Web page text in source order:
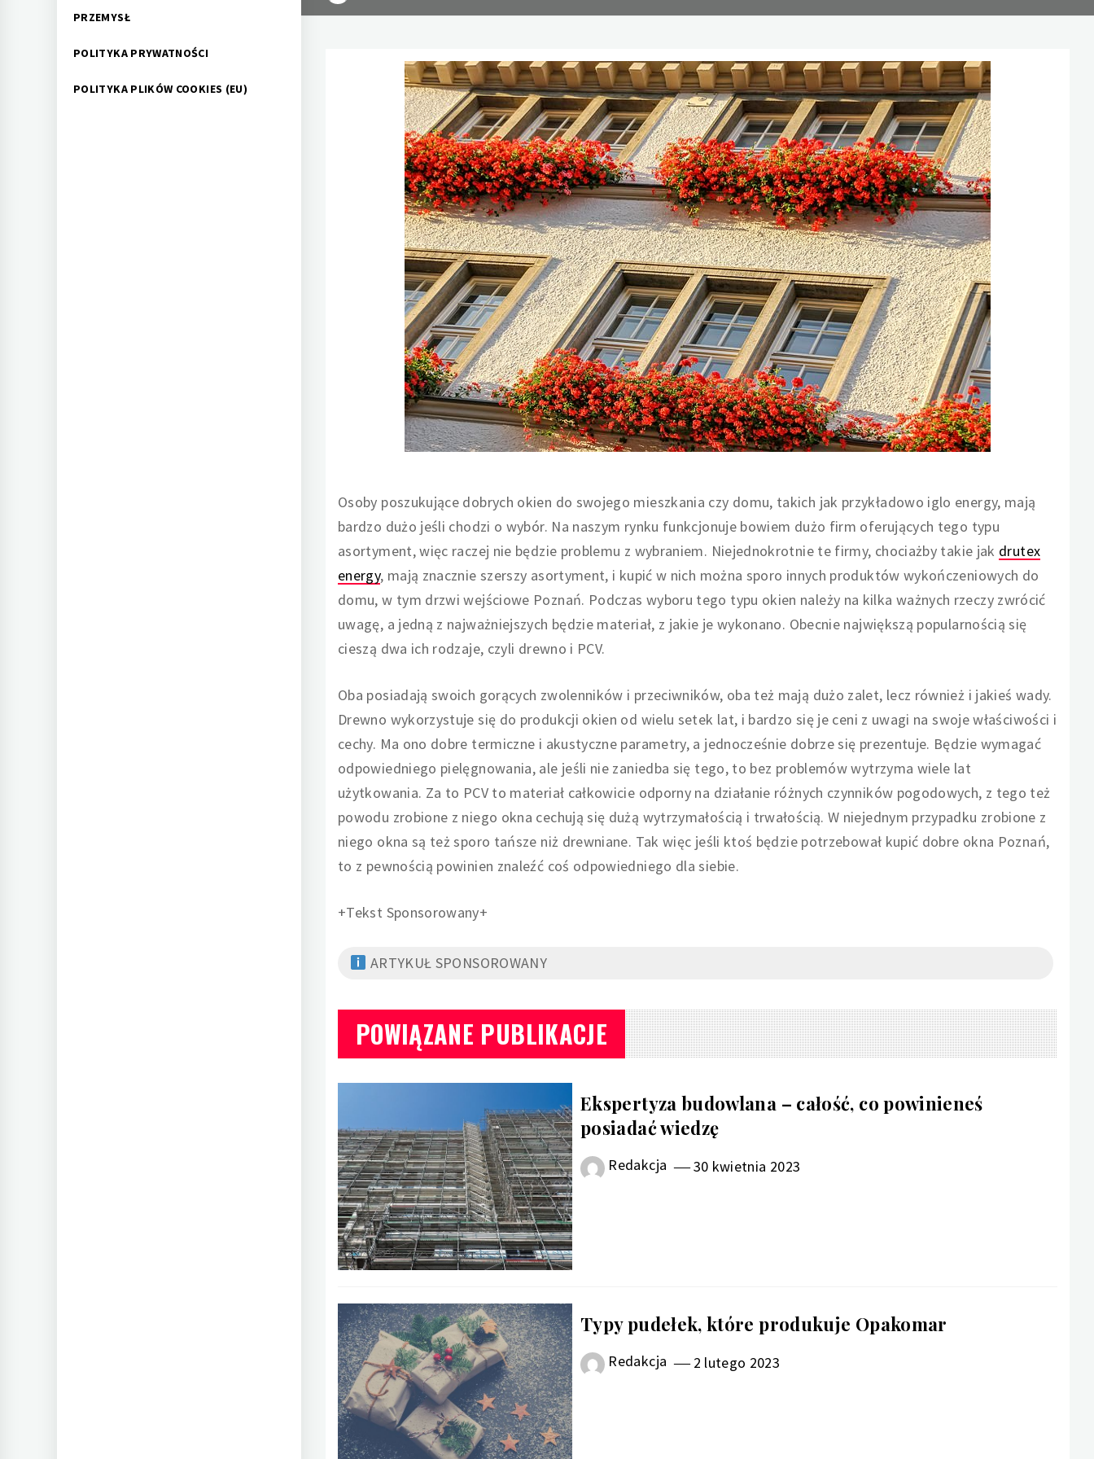
PRZEMYSŁ
POLITYKA PRYWATNOŚCI
POLITYKA PLIKÓW COOKIES (EU)
Osoby poszukujące dobrych okien do swojego mieszkania czy domu, takich jak przykładowo iglo energy, mają
bardzo dużo jeśli chodzi o wybór. Na naszym rynku funkcjonuje bowiem dużo firm oferujących tego typu
asortyment, więc raczej nie będzie problemu z wybraniem. Niejednokrotnie te firmy, chociażby takie jak drutex
energy, mają znacznie szerszy asortyment, i kupić w nich można sporo innych produktów wykończeniowych do
domu, w tym drzwi wejściowe Poznań. Podczas wyboru tego typu okien należy na kilka ważnych rzeczy zwrócić
uwagę, a jedną z najważniejszych będzie materiał, z jakie je wykonano. Obecnie największą popularnością się
cieszą dwa ich rodzaje, czyli drewno i PCV.
Oba posiadają swoich gorących zwolenników i przeciwników, oba też mają dużo zalet, lecz również i jakieś wady.
Drewno wykorzystuje się do produkcji okien od wielu setek lat, i bardzo się je ceni z uwagi na swoje właściwości i
cechy. Ma ono dobre termiczne i akustyczne parametry, a jednocześnie dobrze się prezentuje. Będzie wymagać
odpowiedniego pielęgnowania, ale jeśli nie zaniedba się tego, to bez problemów wytrzyma wiele lat
użytkowania. Za to PCV to materiał całkowicie odporny na działanie różnych czynników pogodowych, z tego też
powodu zrobione z niego okna cechują się dużą wytrzymałością i trwałością. W niejednym przypadku zrobione z
niego okna są też sporo tańsze niż drewniane. Tak więc jeśli ktoś będzie potrzebował kupić dobre okna Poznań,
to z pewnością powinien znaleźć coś odpowiedniego dla siebie.
+Tekst Sponsorowany+
ARTYKUŁ SPONSOROWANY
POWIĄZANE PUBLIKACJE
Ekspertyza budowlana – całość, co powinieneś
posiadać wiedzę
Redakcja 30 kwietnia 2023
Typy pudełek, które produkuje Opakomar
Redakcja 2 lutego 2023